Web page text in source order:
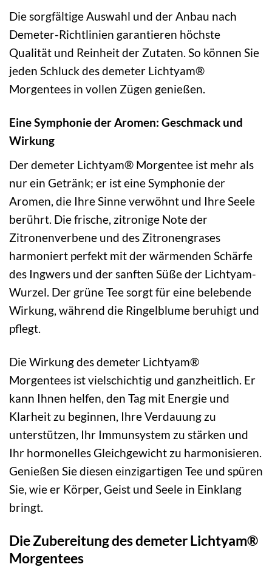
Die sorgfältige Auswahl und der Anbau nach
Demeter-Richtlinien garantieren höchste
Qualität und Reinheit der Zutaten. So können Sie
jeden Schluck des demeter Lichtyam®
Morgentees in vollen Zügen genießen.
Eine Symphonie der Aromen: Geschmack und
Wirkung
Der demeter Lichtyam® Morgentee ist mehr als
nur ein Getränk; er ist eine Symphonie der
Aromen, die Ihre Sinne verwöhnt und Ihre Seele
berührt. Die frische, zitronige Note der
Zitronenverbene und des Zitronengrases
harmoniert perfekt mit der wärmenden Schärfe
des Ingwers und der sanften Süße der Lichtyam-
Wurzel. Der grüne Tee sorgt für eine belebende
Wirkung, während die Ringelblume beruhigt und
pflegt.
Die Wirkung des demeter Lichtyam®
Morgentees ist vielschichtig und ganzheitlich. Er
kann Ihnen helfen, den Tag mit Energie und
Klarheit zu beginnen, Ihre Verdauung zu
unterstützen, Ihr Immunsystem zu stärken und
Ihr hormonelles Gleichgewicht zu harmonisieren.
Genießen Sie diesen einzigartigen Tee und spüren
Sie, wie er Körper, Geist und Seele in Einklang
bringt.
Die Zubereitung des demeter Lichtyam®
Morgentees